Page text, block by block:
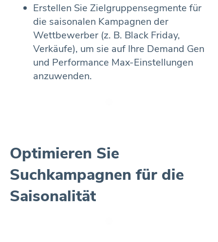
Erstellen Sie Zielgruppensegmente für
die saisonalen Kampagnen der
Wettbewerber (z. B. Black Friday,
Verkäufe), um sie auf Ihre Demand Gen
und Performance Max-Einstellungen
anzuwenden.
Optimieren Sie
Suchkampagnen für die
Saisonalität